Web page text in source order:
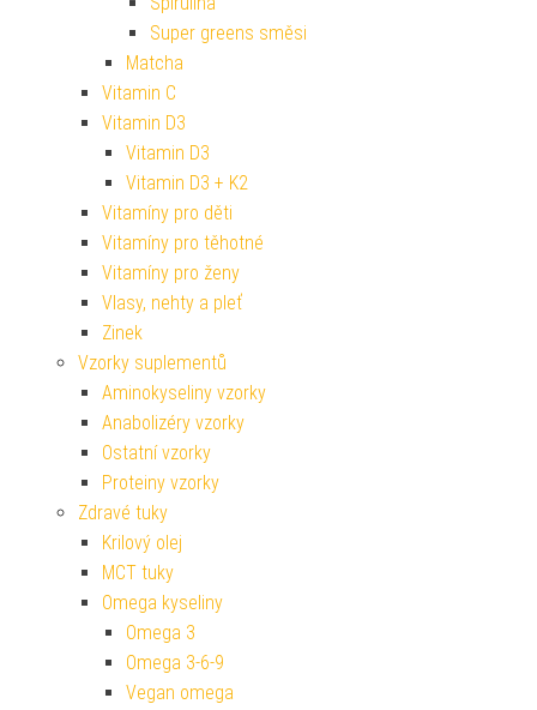
Super greens směsi
Matcha
Vitamin C
Vitamin D3
Vitamin D3
Vitamin D3 + K2
Vitamíny pro děti
Vitamíny pro těhotné
Vitamíny pro ženy
Vlasy, nehty a pleť
Zinek
Vzorky suplementů
Aminokyseliny vzorky
Anabolizéry vzorky
Ostatní vzorky
Proteiny vzorky
Zdravé tuky
Krilový olej
MCT tuky
Omega kyseliny
Omega 3
Omega 3-6-9
Vegan omega